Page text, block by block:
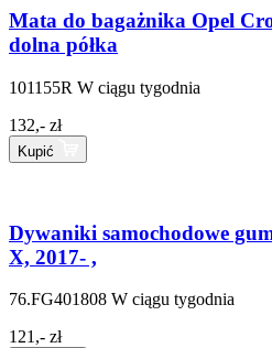
Mata do bagażnika Opel
dolna półka
101155R W ciągu tygodnia
132,- zł
Kupić
Dywaniki samochodowe
X, 2017- ,
76.FG401808 W ciągu tygodnia
121,- zł